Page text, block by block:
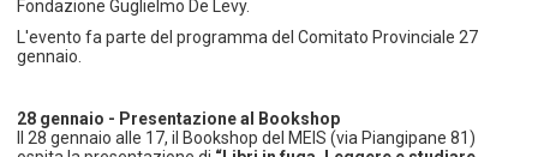
Fondazione Guglielmo De Levy.
L'evento fa parte del programma del Comitato Provinciale 27
gennaio.
28 gennaio - Presentazione al Bookshop
Il 28 gennaio alle 17, il Bookshop del MEIS (via Piangipane 81)